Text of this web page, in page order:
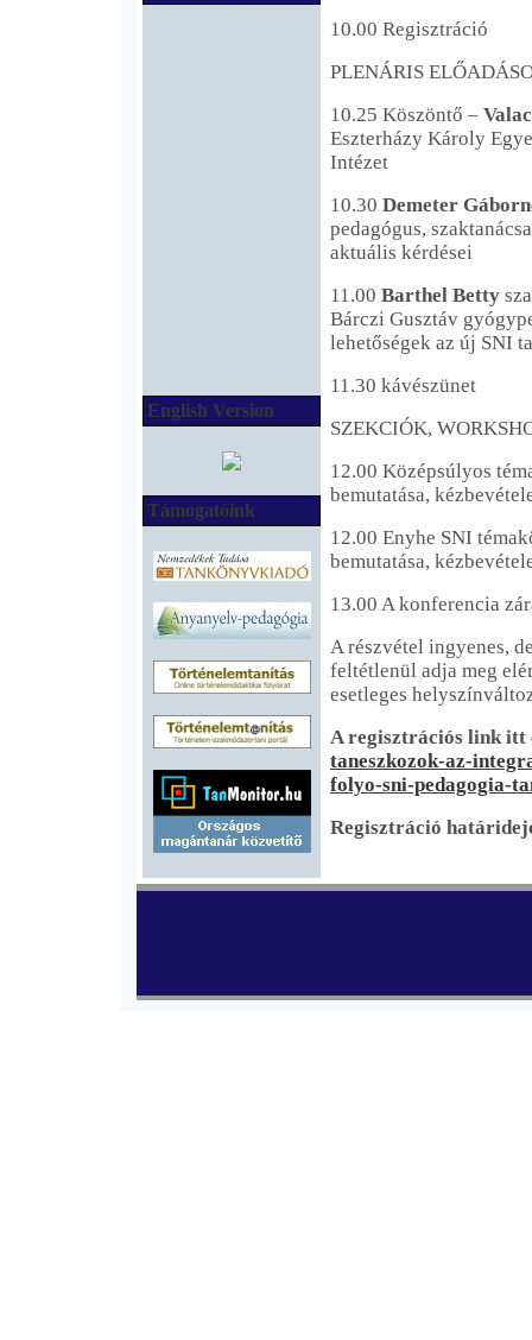
English Version
Támogatóink
10.00 Regisztráció
PLENÁRIS
10.25 Köszöntő –
Eszterházy Károly
Intézet
10.30 Demeter
pedagógus,
aktuális kérdései
11.00 Barthel Betty
Bárczi Gusztáv
lehetőségek az új SNI
11.30 kávészünet
SZEKCIÓK,
12.00 Középsúlyos
bemutatása,
12.00 Enyhe SNI
bemutatása,
13.00 A konferencia
A részvétel ingyenes,
feltétlenül adja meg
esetleges
A regisztrációs link
taneszkozok-az-
folyo-sni-pedagogia-
Regisztráció